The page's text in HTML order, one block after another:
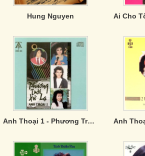
Hung Nguyen
Anh Thoại 1 - Phương Trời Xứ Lạ